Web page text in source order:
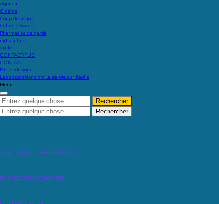
Agenda
Cinéma
Coup de pouce
Offres d’emploi
Pharmacies de garde
radio à Lire
grille
CONTACT/PUB
CONTACT
Parlez de vous
Les associations ont la parole sur Kaolin
Menu
Recherche
pour :
Recherche
pour :
SAINT YRIEIX LA PERCHE 88.4 FM
ROCHECHOUART 88.9 FM